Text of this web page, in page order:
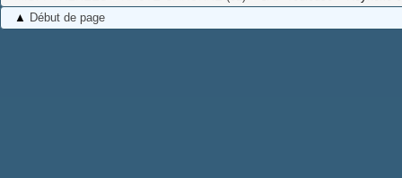
▲ Début de page